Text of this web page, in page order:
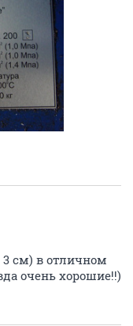
см) в отличном
очень хорошие!!)